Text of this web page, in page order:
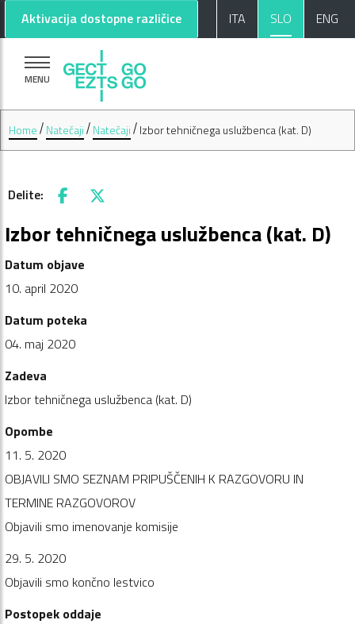
Pojdi na glavno vsebino
Pojdi na nogo strani
Aktivacija dostopne različice ITA SLO ENG
MENU
Home Natečaji Natečaji Izbor tehničnega uslužbenca (kat. D)
Delite: Facebook
X
Izbor tehničnega uslužbenca (kat. D)
Datum objave
10. april 2020
Datum poteka
04. maj 2020
Zadeva
Izbor tehničnega uslužbenca (kat. D)
Opombe
11. 5. 2020
OBJAVILI SMO SEZNAM PRIPUŠČENIH K RAZGOVORU IN
TERMINE RAZGOVOROV
Objavili smo imenovanje komisije
29. 5. 2020
Objavili smo končno lestvico
Postopek oddaje